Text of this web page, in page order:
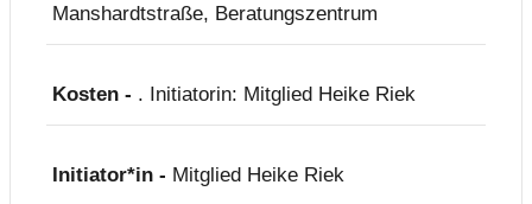
Manshardtstraße, Beratungszentrum
Kosten - . Initiatorin: Mitglied Heike Riek
Initiator*in - Mitglied Heike Riek